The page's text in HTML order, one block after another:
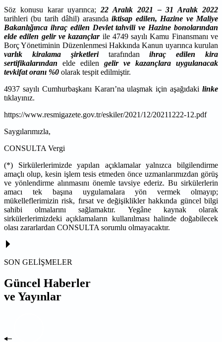
Söz konusu karar uyarınca;22 Aralık 2021 – 31 Aralık 2022
tarihleri (bu tarih dâhil) arasındaiktisap edilen, Hazine ve Maliye
Bakanlığınca ihraç edilen Devlet tahvili ve Hazine bonolarından
elde edilen gelir ve kazançlarile 4749 sayılı Kamu Finansmanı ve
Borç Yönetiminin Düzenlenmesi Hakkında Kanun uyarınca kurulan
varlık kiralama şirketleritarafındanihraç edilen kira
sertifikalarından elde edilen gelir ve kazançlara uygulanacak
tevkifat oranı %0 olarak tespit edilmiştir.
4937 sayılı Cumhurbaşkanı Kararı’na ulaşmak için aşağıdaki linke
tıklayınız.
https://www.resmigazete.gov.tr/eskiler/2021/12/20211222-12.pdf
Saygılarımızla,
CONSULTA Vergi
(*) Sirkülerlerimizde yapılan açıklamalar yalnızca bilgilendirme
amaçlı olup, kesin işlem tesis etmeden önce uzmanlarımızdan görüş
ve yönlendirme alınmasını önemle tavsiye ederiz. Bu sirkülerlerin
amacı tek başına uygulamalara yön vermek olmayıp;
mükelleflerimizin risk, fırsat ve değişiklikler hakkında güncel bilgi
sahibi olmalarını sağlamaktır. Yegâne kaynak olarak
sirkülerlerimizdeki açıklamaların kullanılması halinde doğabilecek
olası zararlardan CONSULTA sorumlu olmayacaktır.
SON GELİŞMELER
Güncel Haberler
ve Yayınlar